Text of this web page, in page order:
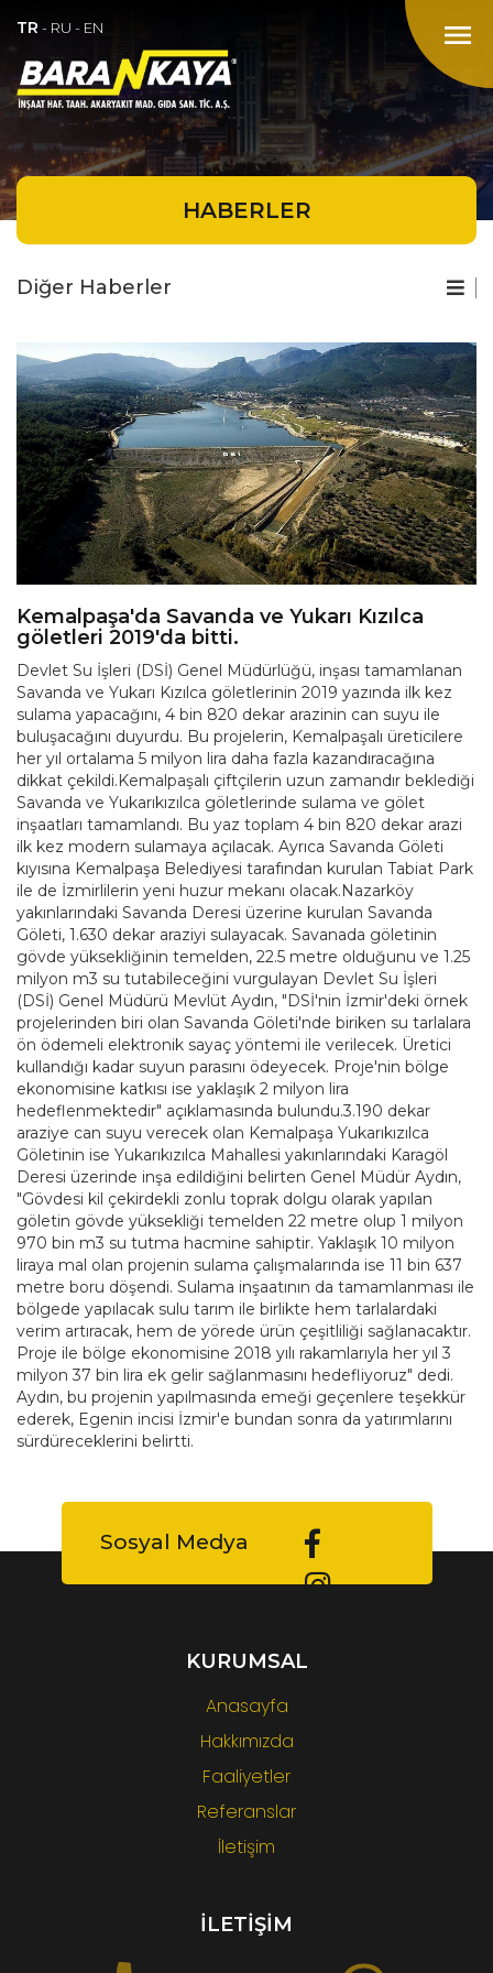
menu
TR - RU - EN
HABERLER
Diğer Haberler
Kemalpaşa'da Savanda ve Yukarı Kızılca
göletleri 2019'da bitti.
Devlet Su İşleri (DSİ) Genel Müdürlüğü, inşası tamamlanan
Savanda ve Yukarı Kızılca göletlerinin 2019 yazında ilk kez
sulama yapacağını, 4 bin 820 dekar arazinin can suyu ile
buluşacağını duyurdu. Bu projelerin, Kemalpaşalı üreticilere
her yıl ortalama 5 milyon lira daha fazla kazandıracağına
dikkat çekildi.Kemalpaşalı çiftçilerin uzun zamandır beklediği
Savanda ve Yukarıkızılca göletlerinde sulama ve gölet
inşaatları tamamlandı. Bu yaz toplam 4 bin 820 dekar arazi
ilk kez modern sulamaya açılacak. Ayrıca Savanda Göleti
kıyısına Kemalpaşa Belediyesi tarafından kurulan Tabiat Park
ile de İzmirlilerin yeni huzur mekanı olacak.Nazarköy
yakınlarındaki Savanda Deresi üzerine kurulan Savanda
Göleti, 1.630 dekar araziyi sulayacak. Savanada göletinin
gövde yüksekliğinin temelden, 22.5 metre olduğunu ve 1.25
milyon m3 su tutabileceğini vurgulayan Devlet Su İşleri
(DSİ) Genel Müdürü Mevlüt Aydın, "DSİ'nin İzmir'deki örnek
projelerinden biri olan Savanda Göleti'nde biriken su tarlalara
ön ödemeli elektronik sayaç yöntemi ile verilecek. Üretici
kullandığı kadar suyun parasını ödeyecek. Proje'nin bölge
ekonomisine katkısı ise yaklaşık 2 milyon lira
hedeflenmektedir" açıklamasında bulundu.3.190 dekar
araziye can suyu verecek olan Kemalpaşa Yukarıkızılca
Göletinin ise Yukarıkızılca Mahallesi yakınlarındaki Karagöl
Deresi üzerinde inşa edildiğini belirten Genel Müdür Aydın,
"Gövdesi kil çekirdekli zonlu toprak dolgu olarak yapılan
göletin gövde yüksekliği temelden 22 metre olup 1 milyon
970 bin m3 su tutma hacmine sahiptir. Yaklaşık 10 milyon
liraya mal olan projenin sulama çalışmalarında ise 11 bin 637
metre boru döşendi. Sulama inşaatının da tamamlanması ile
bölgede yapılacak sulu tarım ile birlikte hem tarlalardaki
verim artıracak, hem de yörede ürün çeşitliliği sağlanacaktır.
Proje ile bölge ekonomisine 2018 yılı rakamlarıyla her yıl 3
milyon 37 bin lira ek gelir sağlanmasını hedefliyoruz" dedi.
Aydın, bu projenin yapılmasında emeği geçenlere teşekkür
ederek, Egenin incisi İzmir'e bundan sonra da yatırımlarını
sürdüreceklerini belirtti.
Sosyal Medya
KURUMSAL
Anasayfa
Hakkımızda
Faaliyetler
Referanslar
İletişim
İLETİŞİM